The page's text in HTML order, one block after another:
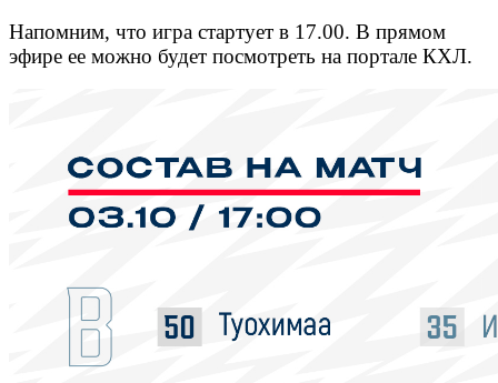
Напомним, что игра стартует в 17.00. В прямом
эфире ее можно будет посмотреть на портале КХЛ.